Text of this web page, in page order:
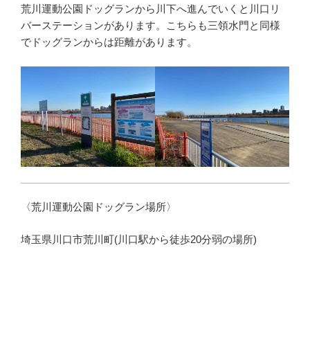
荒川運動公園ドッグランから川下へ進んでいくと川口リ
バーステーションがあります。こちらも三領水門と同様
でドッグランからは距離があります。
〈荒川運動公園ドッグラン場所〉
埼玉県川口市荒川町(川口駅から徒歩20分弱の場所)